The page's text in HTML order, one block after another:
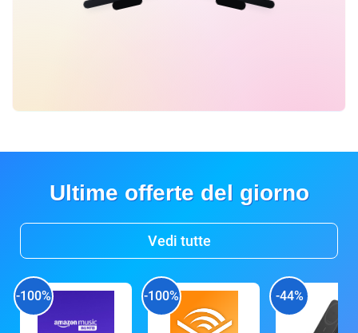
Ultime offerte del giorno
Vedi tutte
-100% -100% -44%